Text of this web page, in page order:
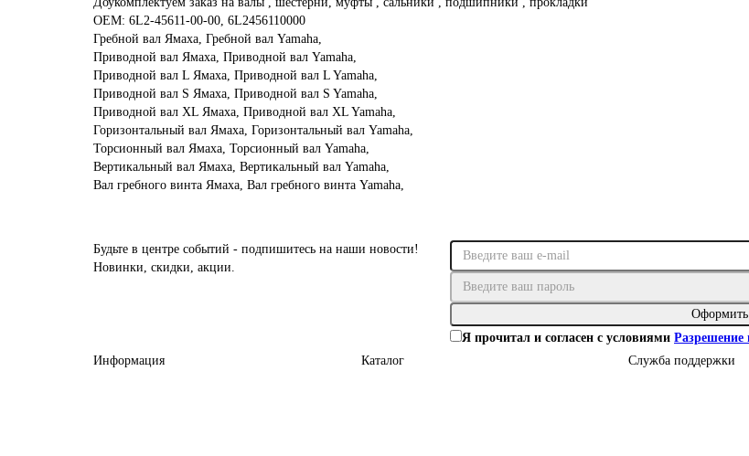
OEM: 6L2-45611-00-00, 6L2456110000
Гребной вал Ямаха, Гребной вал Yamaha,
Приводной вал Ямаха, Приводной вал Yamaha,
Приводной вал L Ямаха, Приводной вал L Yamaha,
Приводной вал S Ямаха, Приводной вал S Yamaha,
Приводной вал XL Ямаха, Приводной вал XL Yamaha,
Горизонтальный вал Ямаха, Горизонтальный вал Yamaha,
Торсионный вал Ямаха, Торсионный вал Yamaha,
Вертикальный вал Ямаха, Вертикальный вал Yamaha,
Вал гребного винта Ямаха, Вал гребного винта Yamaha,
Будьте в центре событий - подпишитесь на наши новости!
Новинки, скидки, акции.
Я прочитал и согласен с условиями Разрешение
Информация
Каталог Служба поддержки